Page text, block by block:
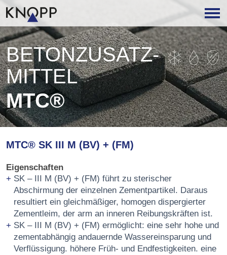
BETON­ZUSATZ­
MITTEL
MTC®
MTC® SK III M (BV) + (FM)
Eigenschaften
SK – III M (BV) + (FM) führt zu sterischer
Abschirmung der einzelnen Zementpartikel. Daraus
resultiert ein gleichmäßiger, homogen dispergierter
Zementleim, der arm an inneren Reibungskräften ist.
SK – III M (BV) + (FM) ermöglicht: eine sehr hohe und
zementabhängig andauernde Wassereinsparung und
Verflüssigung. höhere Früh- und Endfestigkeiten. eine